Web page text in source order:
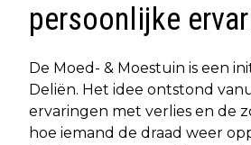
persoonlijke
De Moed- & Moestuin is een
Deliën. Het idee ontstond
ervaringen met verlies en de
hoe iemand de draad weer